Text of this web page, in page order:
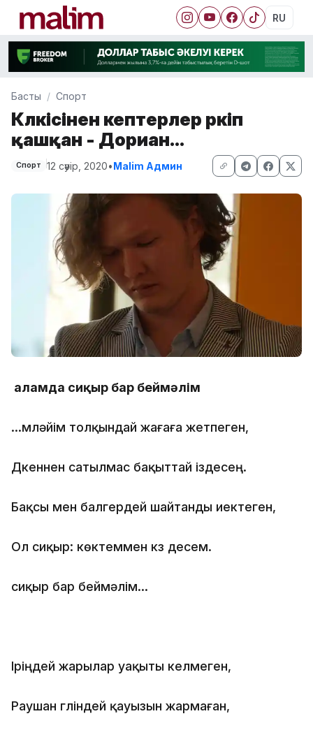
RU
Басты Спорт
Күлкісінен кептерлер үркіп
қашқан - Дориан...
Спорт 12 сәуір, 2020•Malim Админ
Ғаламда сиқыр бар беймәлім
...мүләйім толқындай жағаға жетпеген,
Дүкеннен сатылмас бақыттай іздесең.
Бақсы мен балгердей шайтанды иектеген,
Ол сиқыр: көктеммен күз десем.
сиқыр бар беймәлім...
Іріңдей жарылар уақыты келмеген,
Раушан гүліндей қауызын жармаған,